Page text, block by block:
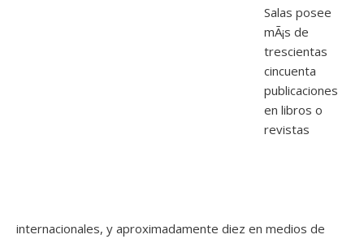
Salas posee
mÃ¡s de
trescientas
cincuenta
publicaciones
en libros o
revistas
internacionales, y aproximadamente diez en medios de